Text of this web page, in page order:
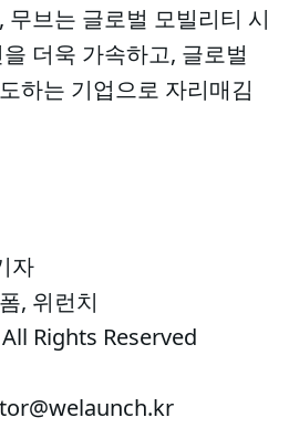
무브는 글로벌 모빌리티 시
더욱 가속하고, 글로벌
하는 기업으로 자리매김
자
, 위런치
Rights Reserved